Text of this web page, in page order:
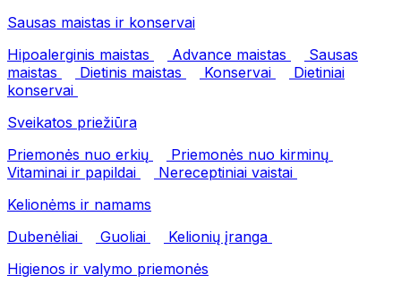
Sausas maistas ir konservai
Hipoalerginis maistas
Advance maistas
Sausas
maistas
Dietinis maistas Konservai
Dietiniai
konservai
Sveikatos priežiūra
Priemonės nuo erkių
Priemonės nuo kirminų
Vitaminai ir papildai
Nereceptiniai vaistai
Kelionėms ir namams
Dubenėliai
Guoliai
Kelionių įranga
Higienos ir valymo priemonės